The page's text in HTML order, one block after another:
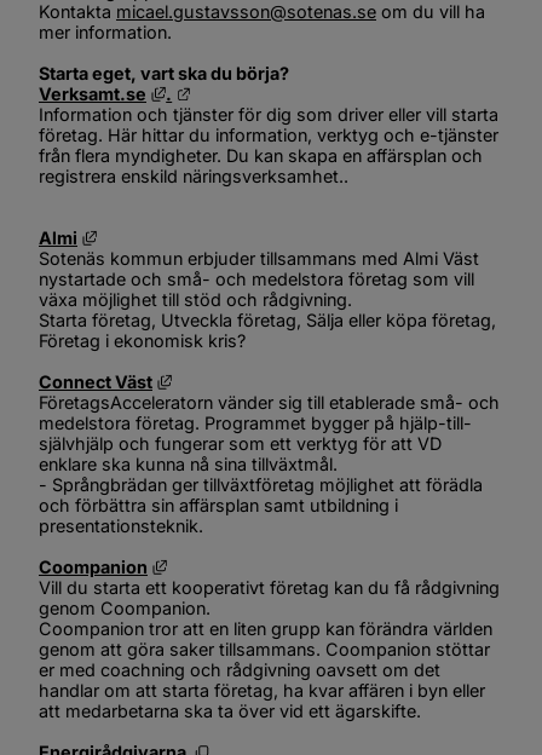
Kontakta micael.gustavsson@sotenas.se om du vill ha
mer information.
Starta eget, vart ska du börja?
Verksamt.se
Länk till annan webbplats, öppnas i nytt
.
Information och tjänster för dig som driver eller vill starta
företag. Här hittar du information, verktyg och e-tjänster
från flera myndigheter. Du kan skapa en affärsplan och
registrera enskild näringsverksamhet..
Almi
Länk till annan webbplats, öppnas i nytt fönster.
Sotenäs kommun erbjuder tillsammans med Almi Väst
nystartade och små- och medelstora företag som vill
växa möjlighet till stöd och rådgivning.
Starta företag, Utveckla företag, Sälja eller köpa företag,
Företag i ekonomisk kris?
Connect Väst
Länk till annan webbplats, öppnas i nytt
FöretagsAcceleratorn vänder sig till etablerade små- och
medelstora företag. Programmet bygger på hjälp-till-
självhjälp och fungerar som ett verktyg för att VD
enklare ska kunna nå sina tillväxtmål.
- Språngbrädan ger tillväxtföretag möjlighet att förädla
och förbättra sin affärsplan samt utbildning i
presentationsteknik.
Coompanion
Länk till annan webbplats, öppnas i nytt
Vill du starta ett kooperativt företag kan du få rådgivning
genom Coompanion.
Coompanion tror att en liten grupp kan förändra världen
genom att göra saker tillsammans. Coompanion stöttar
er med coachning och rådgivning oavsett om det
handlar om att starta företag, ha kvar affären i byn eller
att medarbetarna ska ta över vid ett ägarskifte.
Öppnas i nytt fönster.